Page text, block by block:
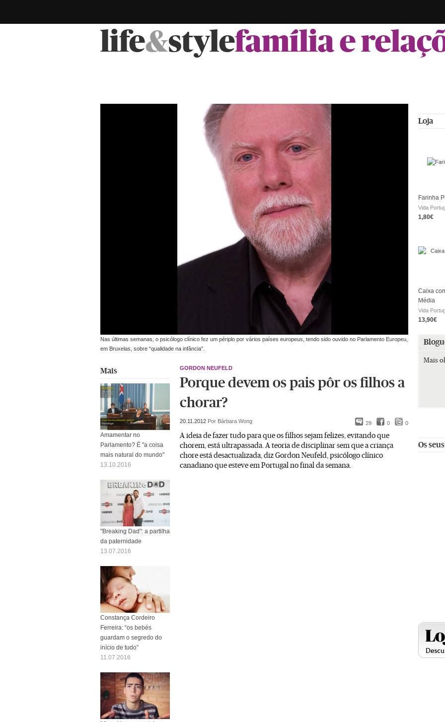
life&stylefamília e
Nas últimas semanas, o psicólogo clínico fez um périplo por vários países europeus, tendo sido ouvido no Parlamento Europeu,
em Bruxelas, sobre “qualidade na infância”.
GORDON NEUFELD
Porque devem os pais pôr os filhos a
chorar?
29 0 0
20.11.2012 Por Bárbara Wong
A ideia de fazer tudo para que os filhos sejam felizes, evitando que
chorem, está ultrapassada. A teoria de disciplinar sem que a criança
chore está desactualizada, diz Gordon Neufeld, psicólogo clínico
canadiano que esteve em Portugal no final da semana.
Mais
Amamentar no
Parlamento? É "a coisa
mais natural do mundo"
13.10.2016
"Breaking Dad": a partilha
da paternidade
13.07.2016
Constança Cordeiro
Ferreira: “os bebés
guardam o segredo do
início de tudo”
11.07.2016
Loja
Farinha
Vida
1,80€
Caixa
Média
Vida
13,90€
Mais
Os